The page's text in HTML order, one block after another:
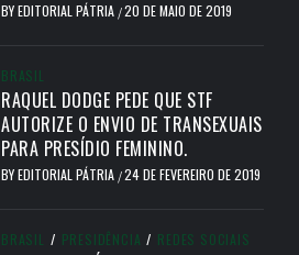
BYEDITORIAL PÁTRIA /20 DE MAIO DE 2019
BRASIL
RAQUEL DODGE PEDE QUE STF
AUTORIZE O ENVIO DE TRANSEXUAIS
PARA PRESÍDIO FEMININO.
BYEDITORIAL PÁTRIA /24 DE FEVEREIRO DE 2019
BRASIL / PRESIDÊNCIA / REDES SOCIAIS